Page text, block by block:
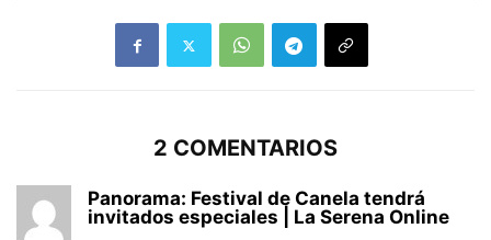
2 COMENTARIOS
Panorama: Festival de Canela tendrá
invitados especiales | La Serena Online